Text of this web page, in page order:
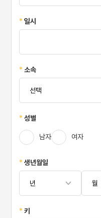
*일시
*소속
*성별
남자 여자
*생년월일
*키